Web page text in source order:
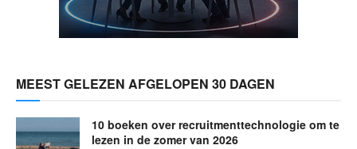
MEEST GELEZEN AFGELOPEN 30 DAGEN
10 boeken over recruitmenttechnologie om te
lezen in de zomer van 2026